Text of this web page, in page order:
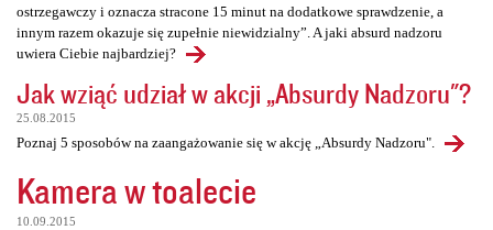
ostrzegawczy i oznacza stracone 15 minut na dodatkowe sprawdzenie, a
innym razem okazuje się zupełnie niewidzialny”. A jaki absurd nadzoru
uwiera Ciebie najbardziej?
Jak wziąć udział w akcji „Absurdy Nadzoru"?
25.08.2015
Poznaj 5 sposobów na zaangażowanie się w akcję „Absurdy Nadzoru".
Kamera w toalecie
10.09.2015